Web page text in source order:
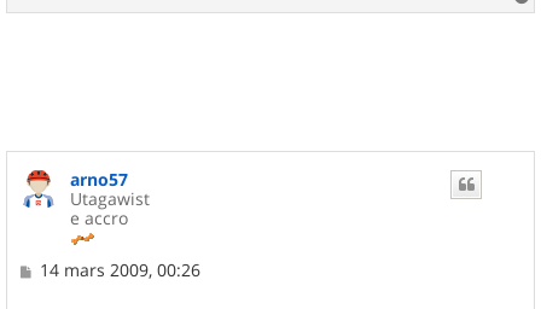
a
arno57
Utagawist
e accro
M14 mars 2009, 00:26